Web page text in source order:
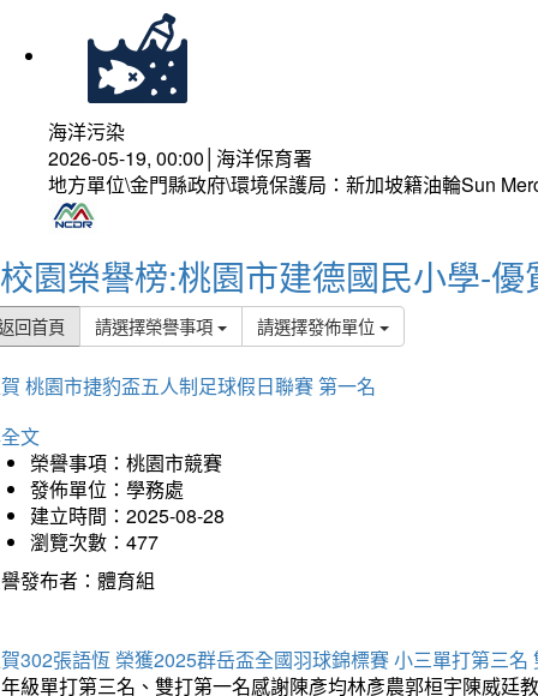
海洋污染
2026-05-19, 00:00│海洋保育署
地方單位\金門縣政府\環境保護局：新加坡籍油輪Sun
校園榮譽榜:桃園市建德國民小學-優
回首頁 請選擇榮譽事項 請選擇發佈單位
桃園市捷豹盃五人制足球假日聯賽 第一名
文
榮譽事項：桃園市競賽
發佈單位：學務處
建立時間：2025-08-28
瀏覽次數：477
發布者：體育組
302張語恆 榮獲2025群岳盃全國羽球錦標賽 小三單打第三名
級單打第三名、雙打第一名感謝陳彥均林彥農郭桓宇陳威廷